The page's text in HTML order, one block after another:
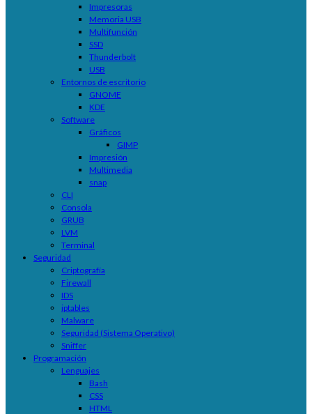
Impresoras
Memoria USB
Multifunción
SSD
Thunderbolt
USB
Entornos de escritorio
GNOME
KDE
Software
Gráficos
GIMP
Impresión
Multimedia
snap
CLI
Consola
GRUB
LVM
Terminal
Seguridad
Criptografía
Firewall
IDS
iptables
Malware
Seguridad (Sistema Operativo)
Sniffer
Programación
Lenguajes
Bash
CSS
HTML